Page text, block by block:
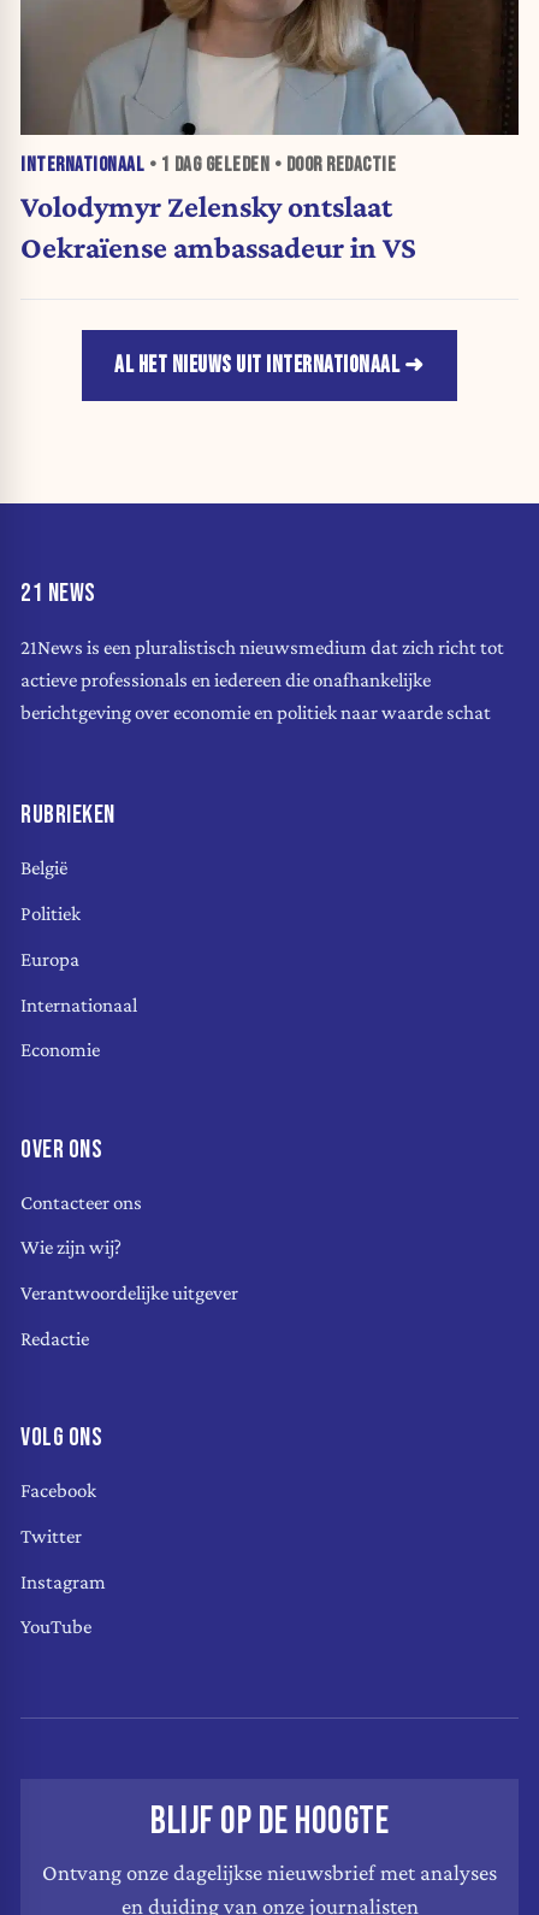
INTERNATIONAAL • 1 DAGGELEDEN • DOOR REDACTIE
Volodymyr Zelensky ontslaat
Oekraïense ambassadeur in VS
AL HET NIEUWS UIT INTERNATIONAAL
21 NEWS
21News is een pluralistisch nieuwsmedium dat zich richt tot
actieve professionals en iedereen die onafhankelijke
berichtgeving over economie en politiek naar waarde schat
RUBRIEKEN
België
Politiek
Europa
Internationaal
Economie
OVER ONS
Contacteer ons
Wie zijn wij?
Verantwoordelijke uitgever
Redactie
VOLG ONS
Facebook
Twitter
Instagram
YouTube
BLIJF OP DE HOOGTE
Ontvang onze dagelijkse nieuwsbrief met analyses
en duiding van onze journalisten